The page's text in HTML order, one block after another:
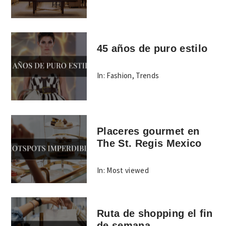
45 años de puro estilo
In: Fashion, Trends
Placeres gourmet en
The St. Regis Mexico
In: Most viewed
Ruta de shopping el fin